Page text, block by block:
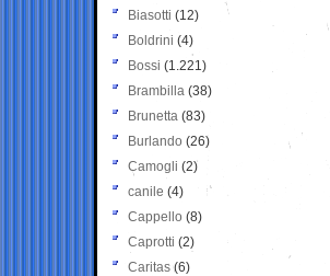
Biasotti (12)
Boldrini (4)
Bossi (1.221)
Brambilla (38)
Brunetta (83)
Burlando (26)
Camogli (2)
canile (4)
Cappello (8)
Caprotti (2)
Caritas (6)